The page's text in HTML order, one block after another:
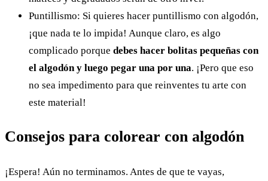
Puntillismo: Si quieres hacer puntillismo con algodón,
¡que nada te lo impida! Aunque claro, es algo
complicado porque debes hacer bolitas pequeñas con
el algodón y luego pegar una por una. ¡Pero que eso
no sea impedimento para que reinventes tu arte con
este material!
Consejos para colorear con algodón
¡Espera! Aún no terminamos. Antes de que te vayas,